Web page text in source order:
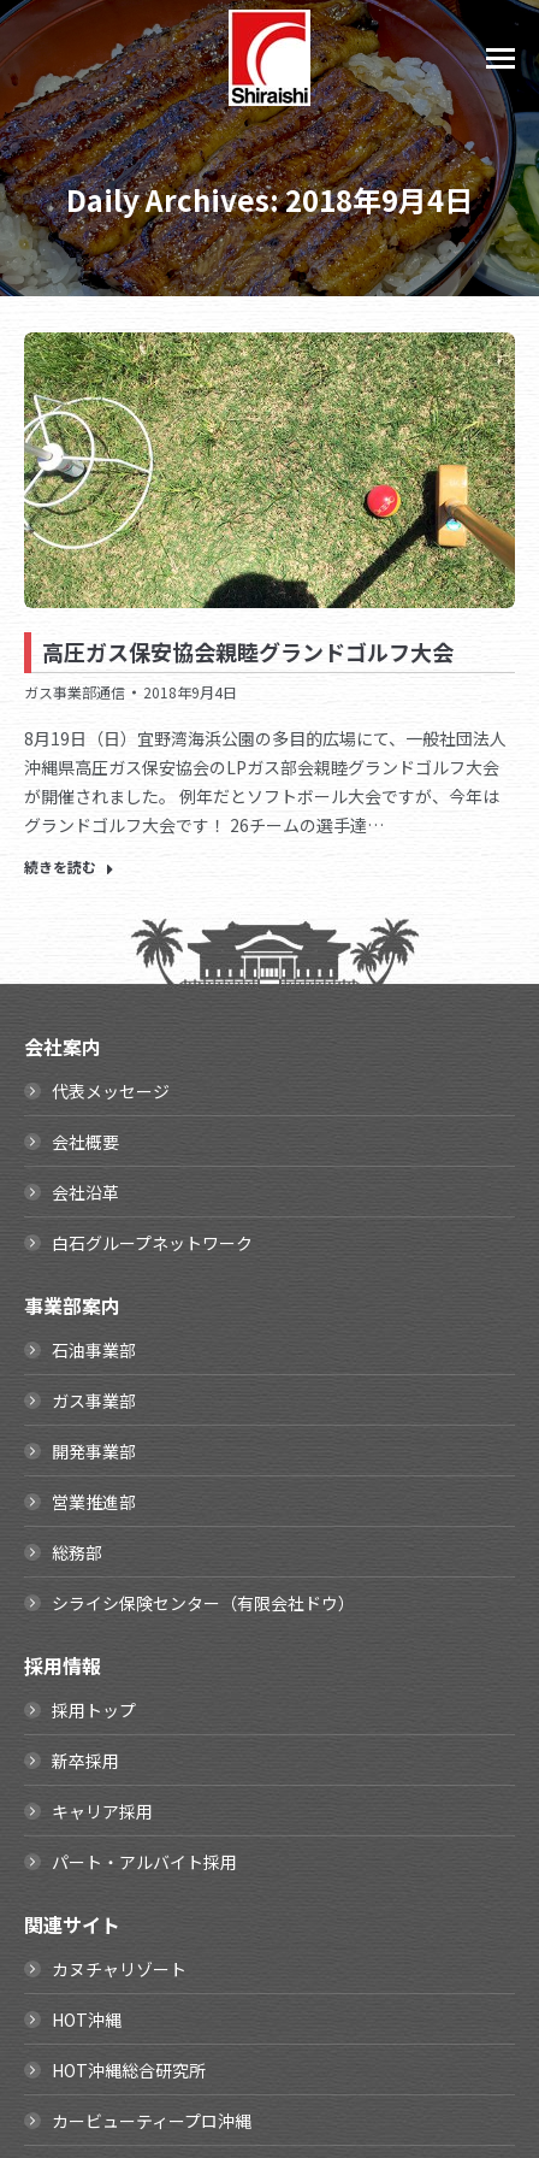
Daily Archives:2018年9月4日
高圧ガス保安協会親睦グランドゴルフ大会
ガス事業部通信 2018年9月4日
8月19日（日）宜野湾海浜公園の多目的広場にて、一般社団法人
沖縄県高圧ガス保安協会のLPガス部会親睦グランドゴルフ大会
が開催されました。 例年だとソフトボール大会ですが、今年は
グランドゴルフ大会です！ 26チームの選手達…
続きを読む
会社案内
代表メッセージ
会社概要
会社沿革
白石グループネットワーク
事業部案内
石油事業部
ガス事業部
開発事業部
営業推進部
総務部
シライシ保険センター（有限会社ドウ）
採用情報
採用トップ
新卒採用
キャリア採用
パート・アルバイト採用
関連サイト
カヌチャリゾート
HOT沖縄
HOT沖縄総合研究所
カービューティープロ沖縄